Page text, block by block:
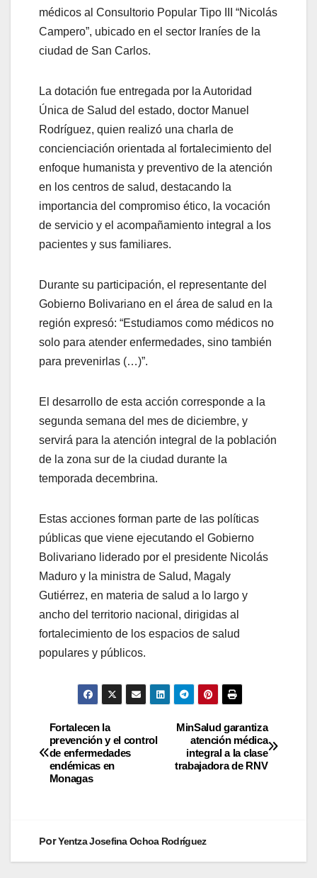
médicos al Consultorio Popular Tipo III “Nicolás
Campero”, ubicado en el sector Iraníes de la
ciudad de San Carlos.
La dotación fue entregada por la Autoridad
Única de Salud del estado, doctor Manuel
Rodríguez, quien realizó una charla de
concienciación orientada al fortalecimiento del
enfoque humanista y preventivo de la atención
en los centros de salud, destacando la
importancia del compromiso ético, la vocación
de servicio y el acompañamiento integral a los
pacientes y sus familiares.
Durante su participación, el representante del
Gobierno Bolivariano en el área de salud en la
región expresó: “Estudiamos como médicos no
solo para atender enfermedades, sino también
para prevenirlas (…)”.
El desarrollo de esta acción corresponde a la
segunda semana del mes de diciembre, y
servirá para la atención integral de la población
de la zona sur de la ciudad durante la
temporada decembrina.
Estas acciones forman parte de las políticas
públicas que viene ejecutando el Gobierno
Bolivariano liderado por el presidente Nicolás
Maduro y la ministra de Salud, Magaly
Gutiérrez, en materia de salud a lo largo y
ancho del territorio nacional, dirigidas al
fortalecimiento de los espacios de salud
populares y públicos.
MinSalud garantiza
atención médica
integral a la clase
trabajadora de RNV
Fortalecen la
prevención y el control
de enfermedades
endémicas en
Monagas
PorYentza Josefina Ochoa Rodríguez